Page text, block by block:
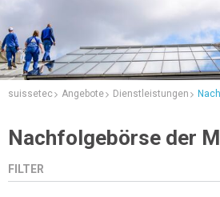
suissetec Angebote Dienstleistungen
Nachfolgebörse der
FILTER